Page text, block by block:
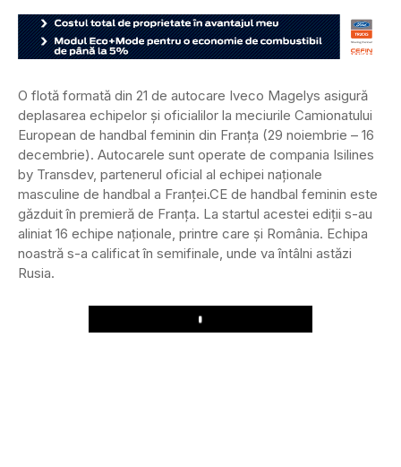
O flotă formată din 21 de autocare Iveco Magelys asigură
deplasarea echipelor și oficialilor la meciurile Camionatului
European de handbal feminin din Franța (29 noiembrie – 16
decembrie). Autocarele sunt operate de compania Isilines
by Transdev, partenerul oficial al echipei naționale
masculine de handbal a Franței.CE de handbal feminin este
găzduit în premieră de Franța. La startul acestei ediții s-au
aliniat 16 echipe naționale, printre care și România. Echipa
noastră s-a calificat în semifinale, unde va întâlni astăzi
Rusia.
Play